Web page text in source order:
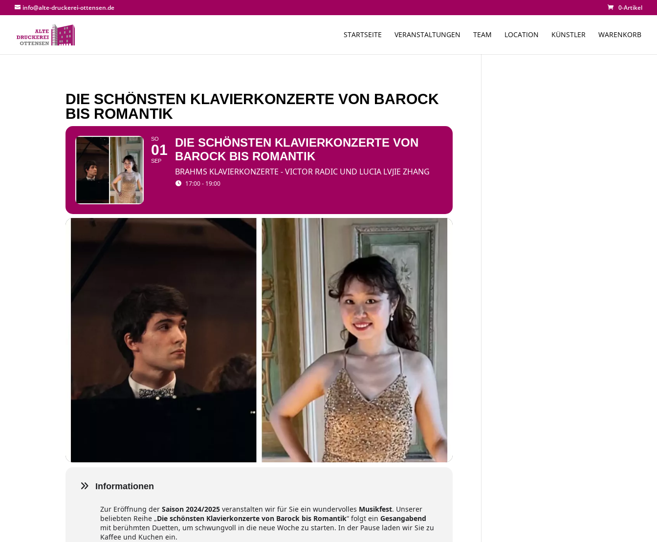
info@alte-druckerei-ottensen.de 0-Artikel
STARTSEITE VERANSTALTUNGEN TEAM LOCATION KÜNSTLER WARENKORB
DIE SCHÖNSTEN KLAVIERKONZERTE VON BAROCK
BIS ROMANTIK
SO
01
SEP
DIE SCHÖNSTEN KLAVIERKONZERTE VON
BAROCK BIS ROMANTIK
BRAHMS KLAVIERKONZERTE - VICTOR RADIC UND LUCIA LVJIE ZHANG
17:00 - 19:00
Informationen
Zur Eröffnung derSaison 2024/2025 veranstalten wir für Sie ein wundervolles Musikfest. Unserer
beliebten Reihe „Die schönsten Klavierkonzerte von Barock bis Romantik“ folgt einGesangabend
mit berühmten Duetten, um schwungvoll in die neue Woche zu starten. In der Pause laden wir Sie zu
Kaffee und Kuchen ein.